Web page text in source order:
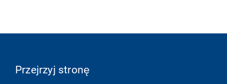
Przejrzyj stronę